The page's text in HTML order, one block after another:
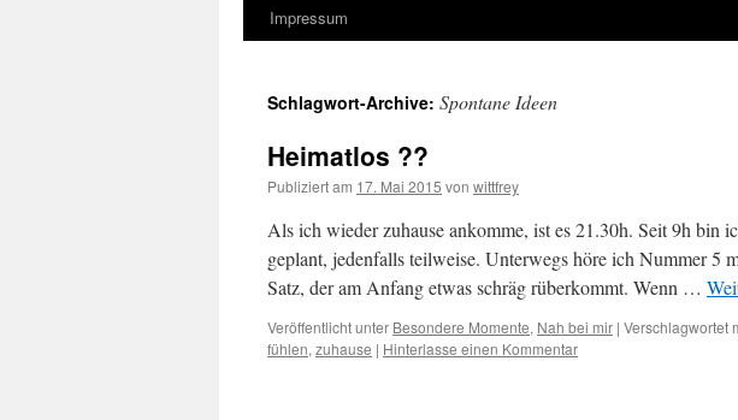
Impressum
Schlagwort-Archive: Spontane Ideen
Heimatlos ??
Publiziert am 17. Mai 2015 von wittfrey
Als ich wieder zuhause ankomme, ist es 21.30h. Seit 9h bin
geplant, jedenfalls teilweise. Unterwegs höre ich Nummer 5
Satz, der am Anfang etwas schräg rüberkommt. Wenn …
Veröffentlicht unter Besondere Momente, Nah bei mir | Verschlagwortet
fühlen, zuhause | Hinterlasse einen Kommentar